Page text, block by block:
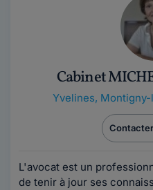
Cabinet
Yvelines,
L'avocat est un
de tenir à jour ses